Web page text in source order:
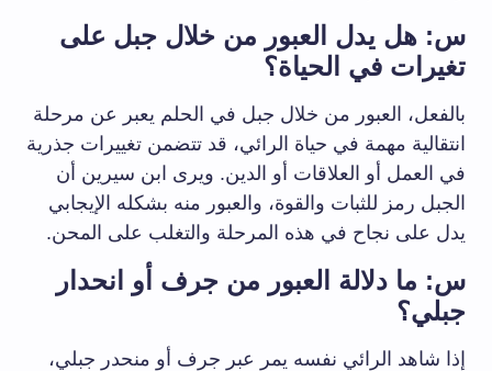
س: هل يدل العبور من خلال جبل على
تغيرات في الحياة؟
بالفعل، العبور من خلال جبل في الحلم يعبر عن مرحلة
انتقالية مهمة في حياة الرائي، قد تتضمن تغييرات جذرية
في العمل أو العلاقات أو الدين. ويرى ابن سيرين أن
الجبل رمز للثبات والقوة، والعبور منه بشكله الإيجابي
يدل على نجاح في هذه المرحلة والتغلب على المحن.
س: ما دلالة العبور من جرف أو انحدار
جبلي؟
إذا شاهد الرائي نفسه يمر عبر جرف أو منحدر جبلي،